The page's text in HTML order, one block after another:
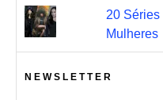
20
Mulheres
NEWSLETTER